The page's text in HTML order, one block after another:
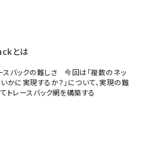
晴山佳須夫のヒント集！ (2008)
とは
スバックの難しさ 今回は「複数のネッ
かに実現するか？」について、実現の難
トレースバック網を構築する